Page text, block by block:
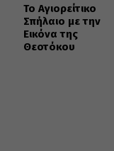
Το Αγιορείτικο
Σπήλαιο με την
Εικόνα της
Θεοτόκου